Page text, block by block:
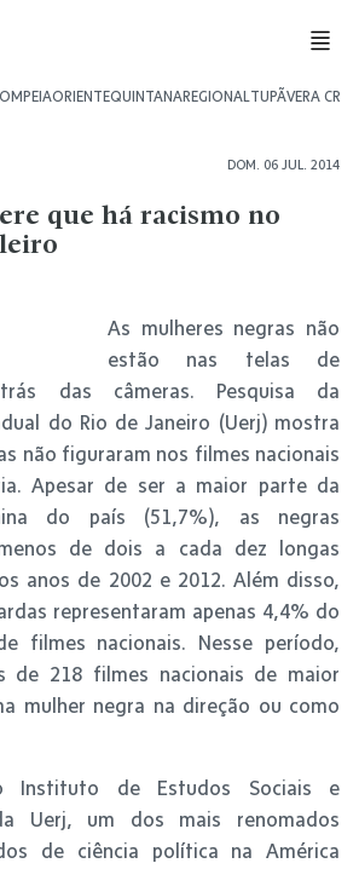
ORIENTEQUINTANAREGIONALTUPÃVERA CRUZ
DOM. 06 JUL. 2014
que há racismo no
As mulheres negras não
estão nas telas de
das câmeras. Pesquisa da
do Rio de Janeiro (Uerj) mostra
não figuraram nos filmes nacionais
Apesar de ser a maior parte da
do país (51,7%), as negras
de dois a cada dez longas
anos de 2002 e 2012. Além disso,
representaram apenas 4,4% do
filmes nacionais. Nesse período,
de 218 filmes nacionais de maior
mulher negra na direção ou como
Instituto de Estudos Sociais e
Uerj, um dos mais renomados
de ciência política na América